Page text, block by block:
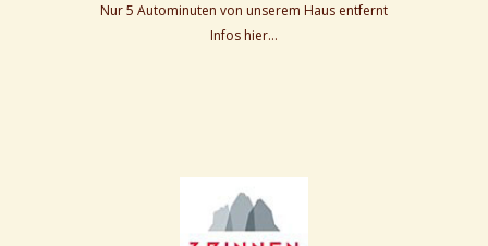
Nur 5 Autominuten von unserem Haus entfernt
Infos hier…